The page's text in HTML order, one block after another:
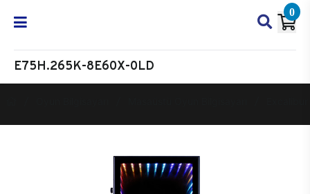
0
E75H.265K-8E60X-0LD